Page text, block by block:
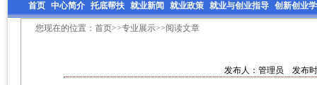
首页 中心简介 托底帮扶 就业新闻 就业政策 就业与创业指导 创新创业
您现在的位置：首页>>专业展示>>阅读文章
发布人：管理员 发布